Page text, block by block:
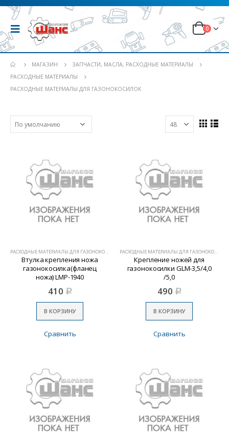
0
МАГАЗИН
ЗАПЧАСТИ, МАСЛА, РАСХОДНЫЕ МАТЕРИАЛЫ
РАСХОДНЫЕ МАТЕРИАЛЫ
РАСХОДНЫЕ МАТЕРИАЛЫ ДЛЯ ГАЗОНОКОСИЛОК
РАСХОДНЫЕ МАТЕРИАЛЫ ДЛЯ ГАЗОНОКОСИЛОК
Втулка крепления ножа
газонокосилка(фланец
ножа) LMP-1940
410 Р
В КОРЗИНУ
Сравнить
РАСХОДНЫЕ МАТЕРИАЛЫ ДЛЯ ГАЗОНОКОСИЛОК
Крепление ножей для
газонокосилки GLM-3,5/4,0
/5,0
490 Р
В КОРЗИНУ
Сравнить